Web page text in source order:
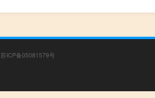
苏ICP备05081579号